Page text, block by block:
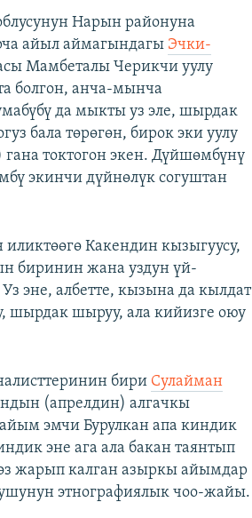
Нарын районуна
айыл аймагындагы Эчки-
Мамбеталы Черикчи уулу
болгон, анча-мынча
да мыкты уз эле, шырдак
бала төрөгөн, бирок эки уулу
токтогон экен. Дүйшөмбүнү
экинчи дүйнөлүк согуштан
Какендин кызыгуусу,
биринин жана уздун үй-
эне, албетте, кызына да кылдат
шырдак шыруу, ала кийизге оюу
бири Сулайман
(апрелдин) алгачкы
эмчи Бурулкан апа киндик
эне ага ала бакан таянтып
жарып калган азыркы айымдар
этнографиялык чоо-жайы.